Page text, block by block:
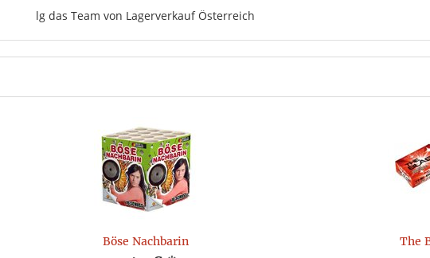
lg das Team von Lagerverkauf Österreich
Böse Nachbarin The